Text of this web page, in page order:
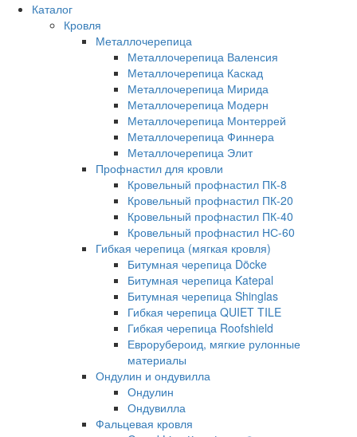
Каталог
Кровля
Металлочерепица
Металлочерепица Валенсия
Металлочерепица Каскад
Металлочерепица Мирида
Металлочерепица Модерн
Металлочерепица Монтеррей
Металлочерепица Финнера
Металлочерепица Элит
Профнастил для кровли
Кровельный профнастил ПК-8
Кровельный профнастил ПК-20
Кровельный профнастил ПК-40
Кровельный профнастил НС-60
Гибкая черепица (мягкая кровля)
Битумная черепица Döcke
Битумная черепица Katepal
Битумная черепица Shinglas
Гибкая черепица QUIET TILE
Гибкая черепица Roofshield
Еврорубероид, мягкие рулонные
материалы
Ондулин и ондувилла
Ондулин
Ондувилла
Фальцевая кровля